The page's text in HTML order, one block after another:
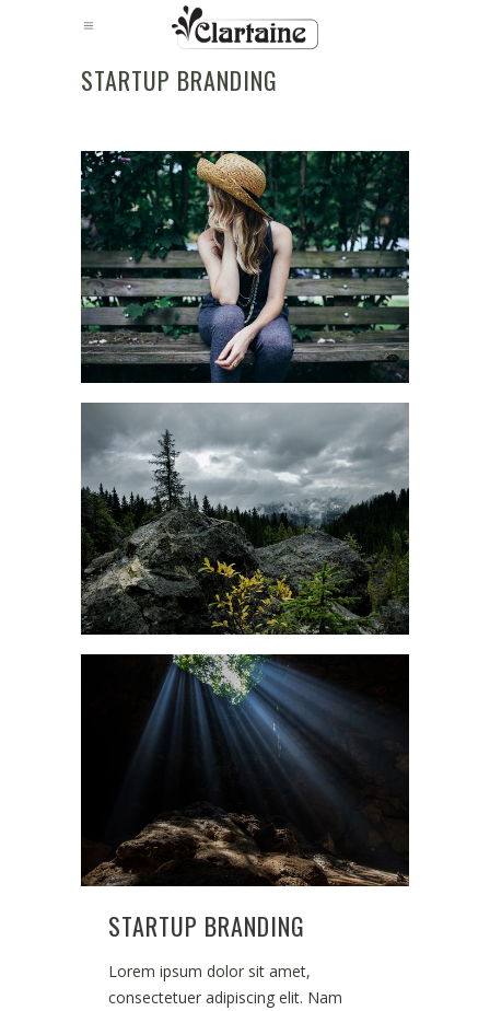
STARTUP BRANDING
STARTUP BRANDING
Lorem ipsum dolor sit amet,
consectetuer adipiscing elit. Nam